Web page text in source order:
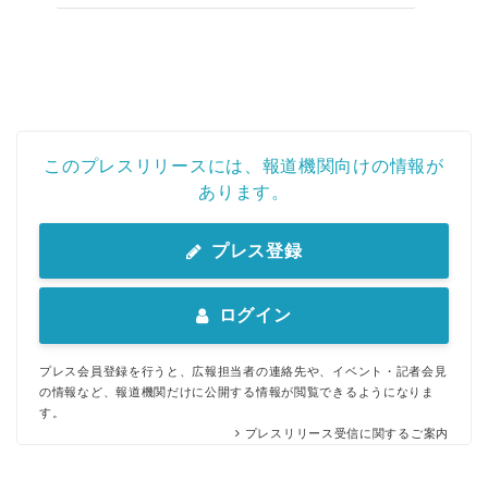
このプレスリリースには、報道機関向けの情報が
あります。
プレス登録
ログイン
プレス会員登録を行うと、広報担当者の連絡先や、イベント・記者会見
の情報など、報道機関だけに公開する情報が閲覧できるようになりま
す。
プレスリリース受信に関するご案内